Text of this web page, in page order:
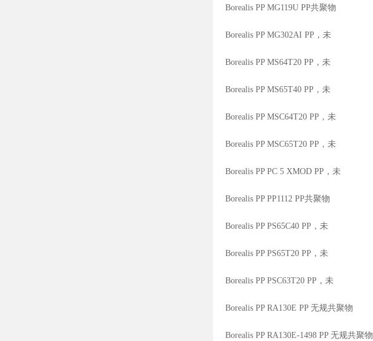
Borealis PP MG119U PP共聚物
Borealis PP MG302AI PP ，未
Borealis PP MS64T20 PP ，未
Borealis PP MS65T40 PP ，未
Borealis PP MSC64T20 PP ，未
Borealis PP MSC65T20 PP ，未
Borealis PP PC 5 XMOD PP ，未
Borealis PP PP1112 PP共聚物
Borealis PP PS65C40 PP ，未
Borealis PP PS65T20 PP ，未
Borealis PP PSC63T20 PP ，未
Borealis PP RA130E PP无规共聚物
Borealis PP RA130E-1498 PP无规共聚物